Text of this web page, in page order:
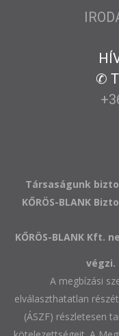
✆
Társaságunk
KŐRÖS-BLANK
KŐRÖS-BLANK Kft.
végzi.
A megbízási
elválaszthatatlan
(ÁSZF) részletesen